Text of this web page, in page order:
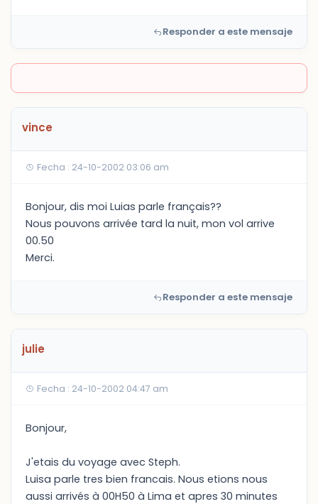
Responder a este mensaje
vince
Fecha : 24-10-2002 03:06 am
Bonjour, dis moi Luias parle français??
Nous pouvons arrivée tard la nuit, mon vol arrive
00.50
Merci.
Responder a este mensaje
julie
Fecha : 24-10-2002 04:47 am
Bonjour,
J'etais du voyage avec Steph.
Luisa parle tres bien francais. Nous etions nous
aussi arrivés à 00H50 à Lima et apres 30 minutes